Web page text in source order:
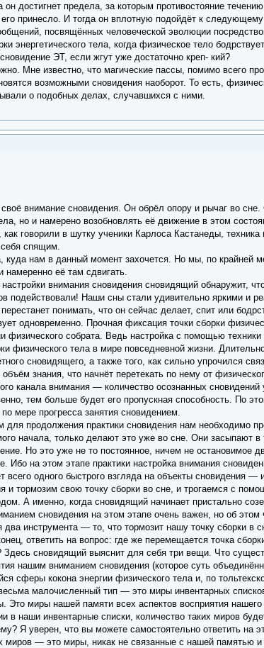
он достигнет предела, за которым противостояние
принесло. И тогда он вплотную подойдёт к
посвящённых человеческой эволюции
энергетического тела, когда физическое тело
ЭТ, если жгут уже достаточно креп- кий?
Мне известно, что магические пассы, помимо всего
возможными сновидения наоборот. То есть,
о подобных делах, случавшихся с ними.
внимание сновидения. Он обрёл опору и рычаг во
но и намерено возобновлять её движение в этом
как говорили в шутку ученики Карлоса Кастанеды,
спящим.
нам в данный момент захочется. Но мы, по крайней
намеренно её там сдвигать.
внимания сновидения сновидящий обнаружит,
подействовали! Наши сны стали удивительно яркими и
понимать, что он сейчас делает, спит или
одновременно. Прочная фиксация точки сборки
физического собрата. Ведь настройка с помощью
физического тела в мире повседневной жизни.
сновидящего, а также того, как сильно упрочился
знания, что начнёт перетекать по нему от
канала внимания — количество осознанных
тем больше будет его пропускная способность. По
мере прогресса занятия сновидением.
продолжения практики сновидения нам необходимо
начала, только делают это уже во сне. Они засыпают
Но это уже не то постоянное, ничем не остановимое
Ибо на этом этапе практики настройка внимания
одного быстрого взгляда на объекты сновидения
тормозим свою точку сборки во сне, и трогаемся с
А именно, когда сновидящий начинает пристально
сновидения на этом этапе очень важен, но об этом
инструмента — то, что тормозит нашу точку сборки в
ответить на вопрос: где же перемещается точка
сновидящий выяснит для себя три вещи. Что
нашим вниманием сновидения (которое суть
сферы кокона энергии физического тела и, по
малочисленный тип — это миры инвентарных
миры нашей памяти всех аспектов восприятия
в наши инвентарные списки, количество таких миров
Я уверен, что вы можете самостоятельно ответить на
миров — это миры, никак не связанные с нашей памятью